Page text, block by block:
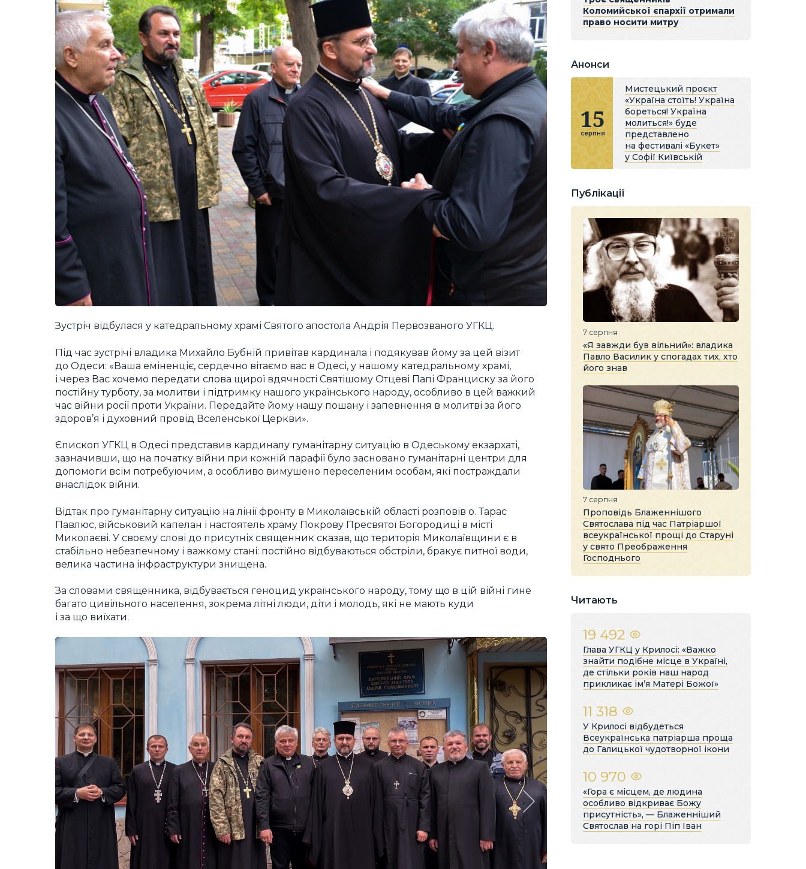
Зустріч відбулася у катедральному храмі Святого апостола Андрія Первозваного УГКЦ.
Під час зустрічі владика Михайло Бубній привітав кардинала і подякував йому за цей візит
до Одеси: «Ваша еміненціє, сердечно вітаємо вас в Одесі, у нашому катедральному храмі,
і через Вас хочемо передати слова щирої вдячності Святішому Отцеві Папі Франциску за його
постійну турботу, за молитви і підтримку нашого українського народу, особливо в цей важкий
час війни росії проти України. Передайте йому нашу пошану і запевнення в молитві за його
здоров’я і духовний провід Вселенської Церкви».
Єпископ УГКЦ в Одесі представив кардиналу гуманітарну ситуацію в Одеському екзархаті,
зазначивши, що на початку війни при кожній парафії було засновано гуманітарні центри для
допомоги всім потребуючим, а особливо вимушено переселеним особам, які постраждали
внаслідок війни.
Відтак про гуманітарну ситуацію на лінії фронту в Миколаївській області розповів о. Тарас
Павлюс, військовий капелан і настоятель храму Покрову Пресвятої Богородиці в місті
Миколаєві. У своєму слові до присутніх священник сказав, що територія Миколаївщини є в
стабільно небезпечному і важкому стані: постійно відбуваються обстріли, бракує питної води,
велика частина інфраструктури знищена.
За словами священника, відбувається геноцид українського народу, тому що в цій війні гине
багато цивільного населення, зокрема літні люди, діти і молодь, які не мають куди
і за що виїхати.
Коломийської єпархії отримали
право носити митру
Анонси
15
серпня
Мистецький проєкт
«Україна стоїть! Україна
бореться! Україна
молиться!» буде
представлено
на фестивалі «Букет»
у Софії Київській
Публікації
7 серпня
«Я завжди був вільний»: владика
Павло Василик у спогадах тих, хто
його знав
7 серпня
Проповідь Блаженнішого
Святослава під час Патріаршої
всеукраїнської прощі до Старуні
у свято Преображення
Господнього
Читають
19 492
Глава УГКЦ у Крилосі: «Важко
знайти подібне місце в Україні,
де стільки років наш народ
прикликає ім’я Матері Божої»
11 318
У Крилосі відбудеться
Всеукраїнська патріарша проща
до Галицької чудотворної ікони
10 970
«Гора є місцем, де людина
особливо відкриває Божу
присутність», — Блаженніший
Святослав на горі Піп Іван